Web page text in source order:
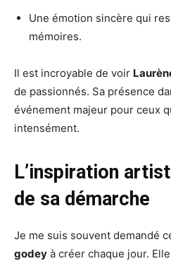
Une émotion sincère qui
mémoires.
Il est incroyable de voir
de passionnés. Sa présence
événement majeur pour ceux
intensément.
L’inspiration
de sa démarche
Je me suis souvent demandé
godey à créer chaque jour.